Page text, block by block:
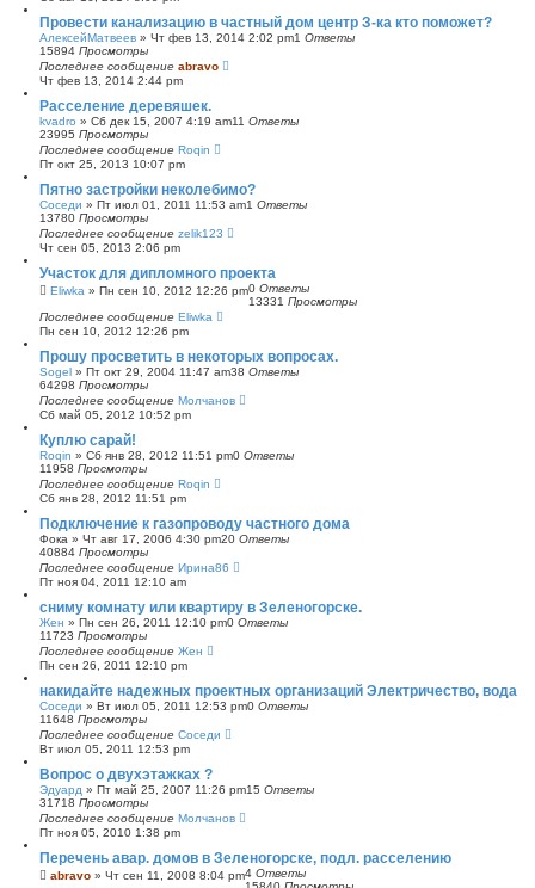
Провести канализацию в частный дом центр З-ка кто поможет?
АлексейМатвеев » Чт фев 13, 2014 2:02 pm1 Ответы
15894 Просмотры
Последнее сообщение abravo
Чт фев 13, 2014 2:44 pm
Расселение деревяшек.
kvadro » Сб дек 15, 2007 4:19 am11 Ответы
23995 Просмотры
Последнее сообщение Roqin
Пт окт 25, 2013 10:07 pm
Пятно застройки неколебимо?
Соседи » Пт июл 01, 2011 11:53 am1 Ответы
13780 Просмотры
Последнее сообщение zelik123
Чт сен 05, 2013 2:06 pm
Участок для дипломного проекта
Eliwka » Пн сен 10, 2012 12:26 pm0 Ответы
13331 Просмотры
Последнее сообщение Eliwka
Пн сен 10, 2012 12:26 pm
Прошу просветить в некоторых вопросах.
Sogel » Пт окт 29, 2004 11:47 am38 Ответы
64298 Просмотры
Последнее сообщение Молчанов
Сб май 05, 2012 10:52 pm
Куплю сарай!
Roqin » Сб янв 28, 2012 11:51 pm0 Ответы
11958 Просмотры
Последнее сообщение Roqin
Сб янв 28, 2012 11:51 pm
Подключение к газопроводу частного дома
Фока » Чт авг 17, 2006 4:30 pm20 Ответы
40884 Просмотры
Последнее сообщение Ирина86
Пт ноя 04, 2011 12:10 am
сниму комнату или квартиру в Зеленогорске.
Жен » Пн сен 26, 2011 12:10 pm0 Ответы
11723 Просмотры
Последнее сообщение Жен
Пн сен 26, 2011 12:10 pm
накидайте надежных проектных организаций Электричество, вода
Соседи » Вт июл 05, 2011 12:53 pm0 Ответы
11648 Просмотры
Последнее сообщение Соседи
Вт июл 05, 2011 12:53 pm
Вопрос о двухэтажках ?
Эдуард » Пт май 25, 2007 11:26 pm15 Ответы
31718 Просмотры
Последнее сообщение Молчанов
Пт ноя 05, 2010 1:38 pm
Перечень авар. домов в Зеленогорске, подл. расселению
abravo » Чт сен 11, 2008 8:04 pm4 Ответы